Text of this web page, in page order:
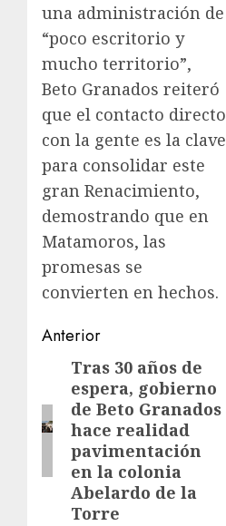
una administración de
“poco escritorio y
mucho territorio”,
Beto Granados reiteró
que el contacto directo
con la gente es la clave
para consolidar este
gran Renacimiento,
demostrando que en
Matamoros, las
promesas se
convierten en hechos.
Post
navigation
Anterior
Entrada
anterior:
Tras 30 años de
espera, gobierno
de Beto Granados
hace realidad
pavimentación
en la colonia
Abelardo de la
Torre